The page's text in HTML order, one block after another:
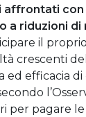
con
a riduzioni di
il
crescenti
ed efficacia
per pagare